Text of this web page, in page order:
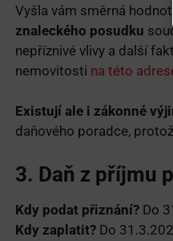
Vyšla vám směrná
znaleckého posudku
nepříznivé vlivy a další
nemovitosti na této
Existují ale i zákonné
daňového poradce,
3. Daň z příjmu
Kdy podat přiznání? Do
Kdy zaplatit? Do